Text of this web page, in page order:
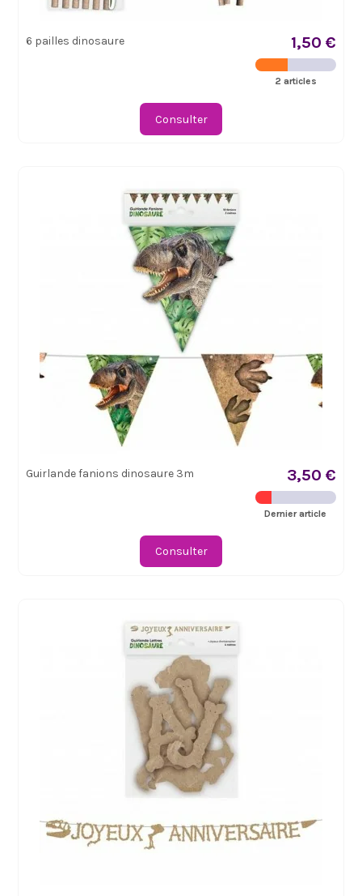
6 pailles dinosaure 1,50 €
2 articles
Consulter
Guirlande fanions dinosaure 3m 3,50 €
Dernier article
Consulter